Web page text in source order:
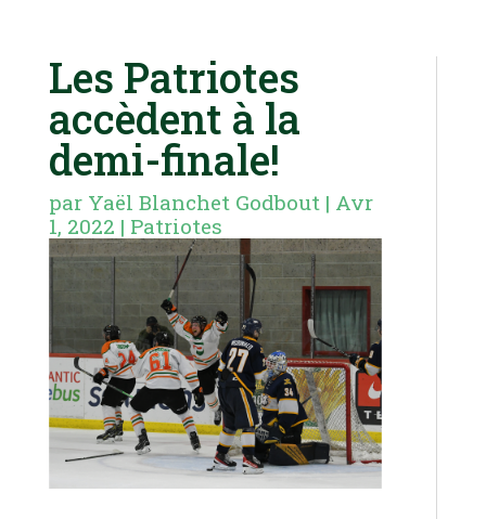
Les Patriotes
accèdent à la
demi-finale!
par Yaël Blanchet Godbout| Avr
1, 2022 | Patriotes